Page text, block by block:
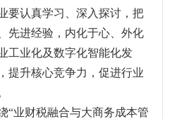
要认真学习、深入探讨 ，把
先进经验 ， 内化于心、外化
工业化及数字化智能化发
，提升核心竞争力 ，促进行业
“业财税融合与大商务成本管